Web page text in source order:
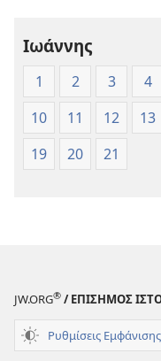
Ιωάννης
1 2 3 4
10
11 12 13
19
20 21
JW.ORG® / ΕΠΙΣΗΜΟΣ
Ρυθμίσεις Εμφάνισης